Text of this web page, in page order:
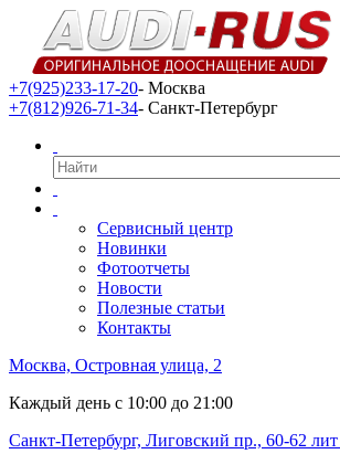
+7(925)233-17-20- Москва
+7(812)926-71-34- Санкт-Петербург
Сервисный центр
Новинки
Фотоотчеты
Новости
Полезные статьи
Контакты
Москва, Островная улица, 2
Каждый день с 10:00 до 21:00
Санкт-Петербург, Лиговский пр., 60-62